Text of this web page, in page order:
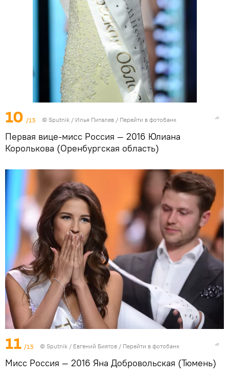
10 /13 © Sputnik / Илья Питалев / Перейти в фотобанк
Первая вице-мисс Россия — 2016 Юлиана
Королькова (Оренбургская область)
11 /13 © Sputnik / Евгений Биятов / Перейти в фотобанк
Мисс Россия — 2016 Яна Добровольская (Тюмень)